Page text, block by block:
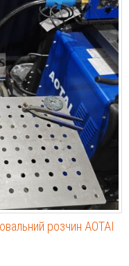
розчин AOTAI